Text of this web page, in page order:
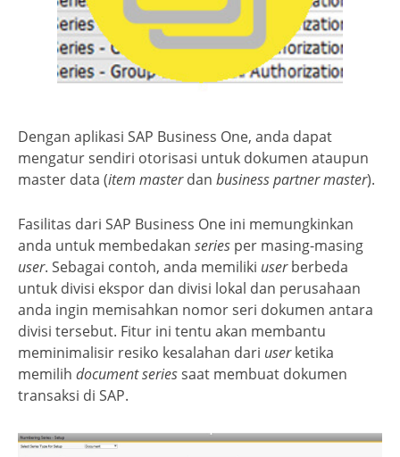
Dengan aplikasi SAP Business One, anda dapat
mengatur sendiri otorisasi untuk dokumen ataupun
master data (item masterdan business partner master).
Fasilitas dari SAP Business One ini memungkinkan
anda untuk membedakan series per masing-masing
user. Sebagai contoh, anda memiliki userberbeda
untuk divisi ekspor dan divisi lokal dan perusahaan
anda ingin memisahkan nomor seri dokumen antara
divisi tersebut. Fitur ini tentu akan membantu
meminimalisir resiko kesalahan dari userketika
memilih document seriessaat membuat dokumen
transaksi di SAP.